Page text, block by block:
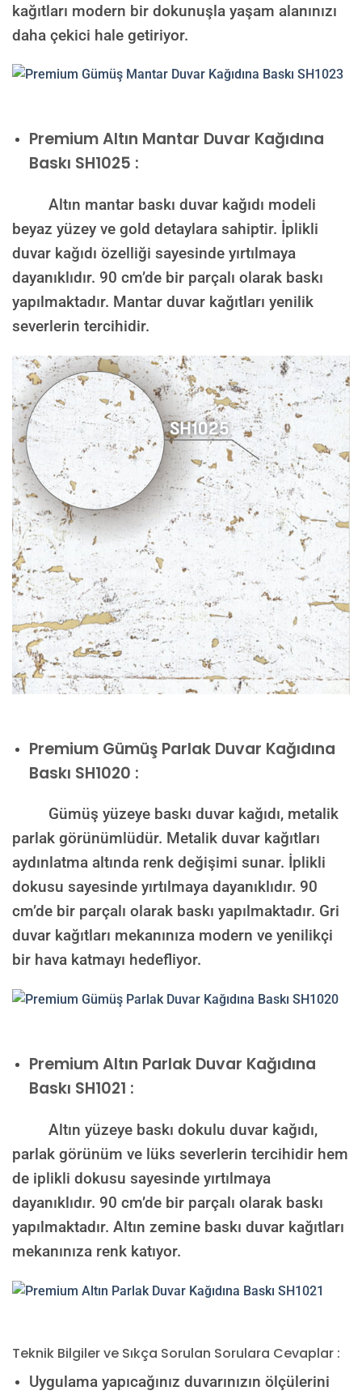
kağıtları modern bir dokunuşla yaşam alanınızı
daha çekici hale getiriyor.
PremiumAltın Mantar Duvar Kağıdına
Baskı SH1025 :
Altın mantar baskı duvar kağıdı modeli
beyaz yüzey ve gold detaylara sahiptir. İplikli
duvar kağıdı özelliği sayesinde yırtılmaya
dayanıklıdır. 90 cm’de bir parçalı olarak baskı
yapılmaktadır. Mantar duvar kağıtları yenilik
severlerin tercihidir.
Premium Gümüş Parlak Duvar Kağıdına
Baskı SH1020 :
Gümüş yüzeye baskı duvar kağıdı, metalik
parlak görünümlüdür. Metalik duvar kağıtları
aydınlatma altında renk değişimi sunar. İplikli
dokusu sayesinde yırtılmaya dayanıklıdır. 90
cm’de bir parçalı olarak baskı yapılmaktadır. Gri
duvar kağıtları mekanınıza modern ve yenilikçi
bir hava katmayı hedefliyor.
PremiumAltın Parlak Duvar Kağıdına
Baskı SH1021 :
Altın yüzeye baskı dokulu duvar kağıdı,
parlak görünüm ve lüks severlerin tercihidir hem
de iplikli dokusu sayesinde yırtılmaya
dayanıklıdır. 90 cm’de bir parçalı olarak baskı
yapılmaktadır. Altın zemine baskı duvar kağıtları
mekanınıza renk katıyor.
Teknik Bilgiler ve Sıkça Sorulan Sorulara Cevaplar :
Uygulama yapıcağınız duvarınızın ölçülerini